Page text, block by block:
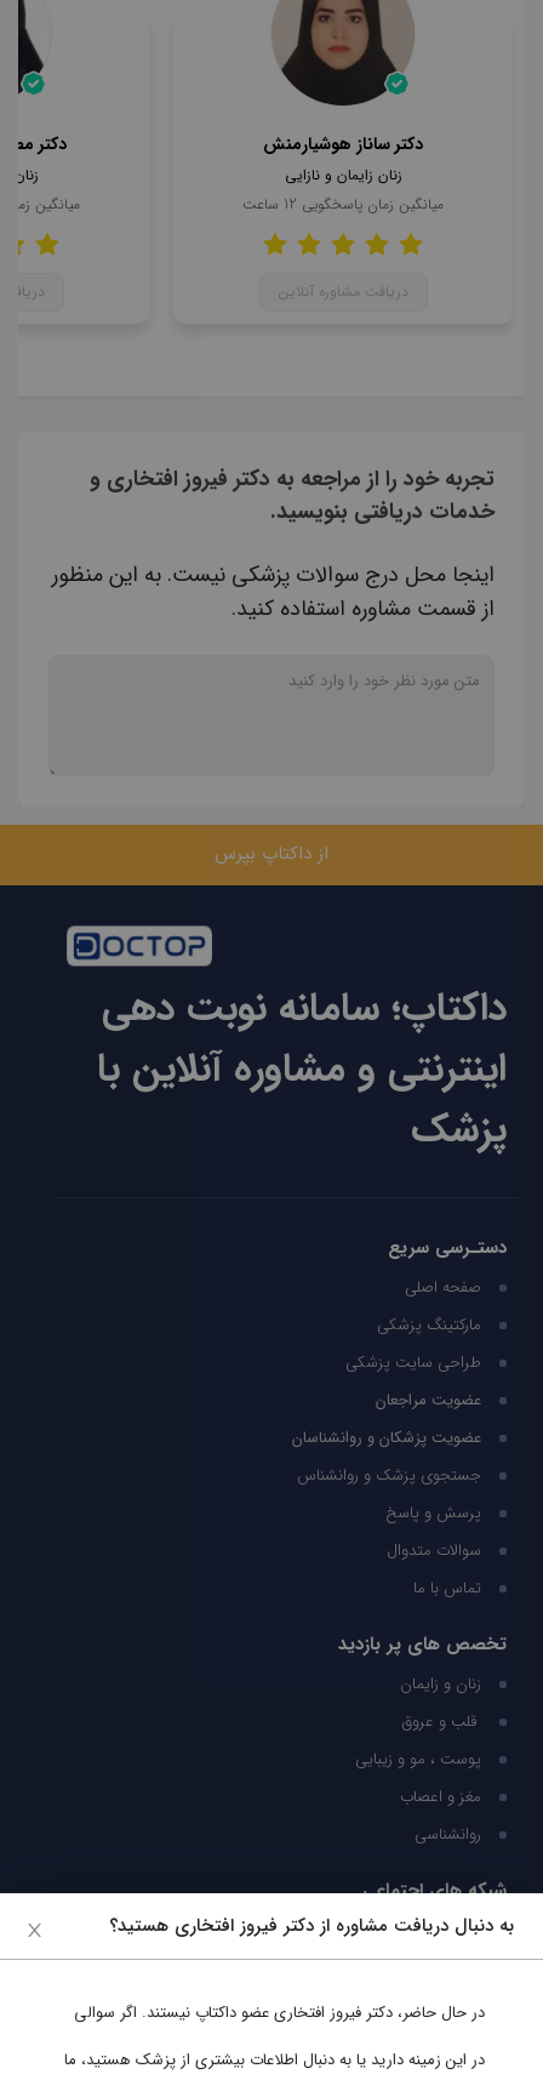
دکتر ساناز هوشیارمنش
زنان زایمان و نازایی
میانگین زمان پاسخگویی 12 ساعت
دریافت مشاوره آنلاین
دکتر
زنان
میانگین
تجربه خود را از مراجعه به دکتر فیروز افتخاری و
خدمات دریافتی بنویسید.
اینجا محل درج سوالات پزشکی نیست. به این منظور
از قسمت مشاوره استفاده کنید.
از داکتاپ بپرس
داکتاپ؛ سامانه نوبت دهی
اینترنتی و مشاوره آنلاین با
پزشک
دستـرسی سریع
صفحه اصلی
مارکتینگ پزشکی
طراحی سایت پزشکی
عضویت مراجعان
عضویت پزشکان و روانشناسان
جستجوی پزشک و روانشناس
پرسش و پاسخ
سوالات متدوال
تماس با ما
تخصص های پر بازدید
زنان و زایمان
قلب و عروق
پوست ، مو و زیبایی
مغز و اعصاب
روانشناسی
شبکه های اجتماعی
ما را در شبکه های اجتماعی دنبال کنید
به دنبال دریافت مشاوره از دکتر فیروز افتخاری هستید؟
در حال حاضر، دکتر فیروز افتخاریعضو داکتاپ نیستند. اگر سوالی
در این زمینه دارید یا به دنبال اطلاعات بیشتری از پزشک هستید، ما